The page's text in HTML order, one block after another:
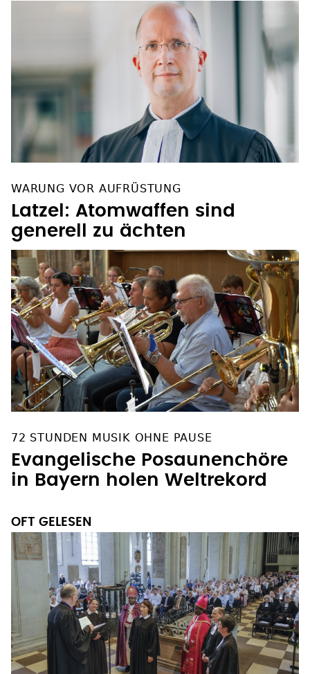
WARUNG VOR AUFRÜSTUNG
Latzel: Atomwaffen sind
generell zu ächten
72 STUNDEN MUSIK OHNE PAUSE
Evangelische Posaunenchöre
in Bayern holen Weltrekord
OFT GELESEN